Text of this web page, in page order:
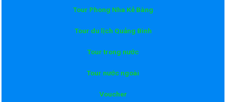
Tour Phong Nha Kẻ Bàng
Tour du lịch Quảng Bình
Tour trong nước
Tour nước ngoài
Voucher